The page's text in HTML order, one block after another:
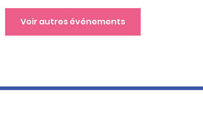
Voir autres événements